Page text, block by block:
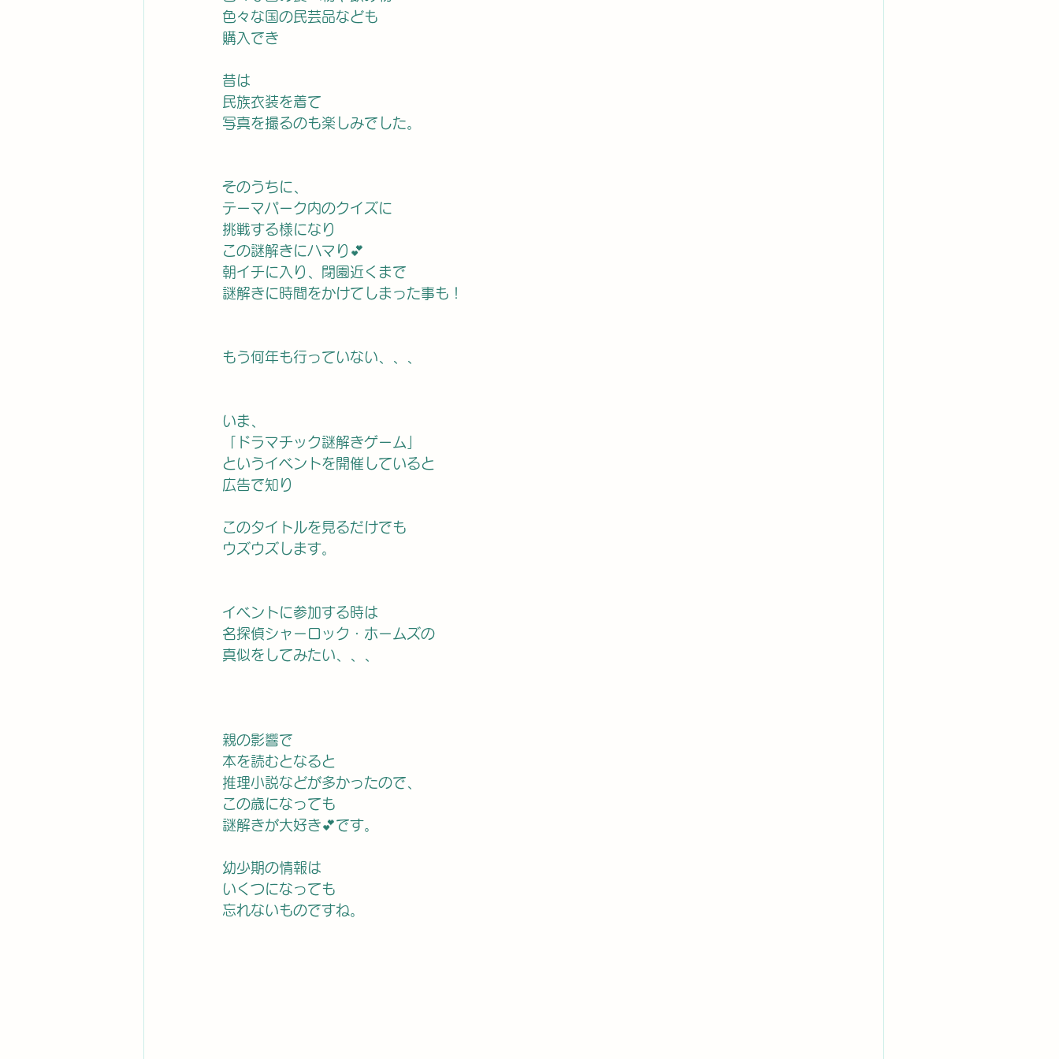
色々な国の民芸品なども
購入でき
昔は
民族衣装を着て
写真を撮るのも楽しみでした。
そのうちに、
テーマパーク内のクイズに
挑戦する様になり
この謎解きにハマり💕
朝イチに入り、閉園近くまで
謎解きに時間をかけてしまった事も！
もう何年も行っていない、、、
いま、
「ドラマチック謎解きゲーム」
というイベントを開催していると
広告で知り
このタイトルを見るだけでも
ウズウズします。
イベントに参加する時は
名探偵シャーロック・ホームズの
真似をしてみたい、、、
親の影響で
本を読むとなると
推理小説などが多かったので、
この歳になっても
謎解きが大好き💕です。
幼少期の情報は
いくつになっても
忘れないものですね。